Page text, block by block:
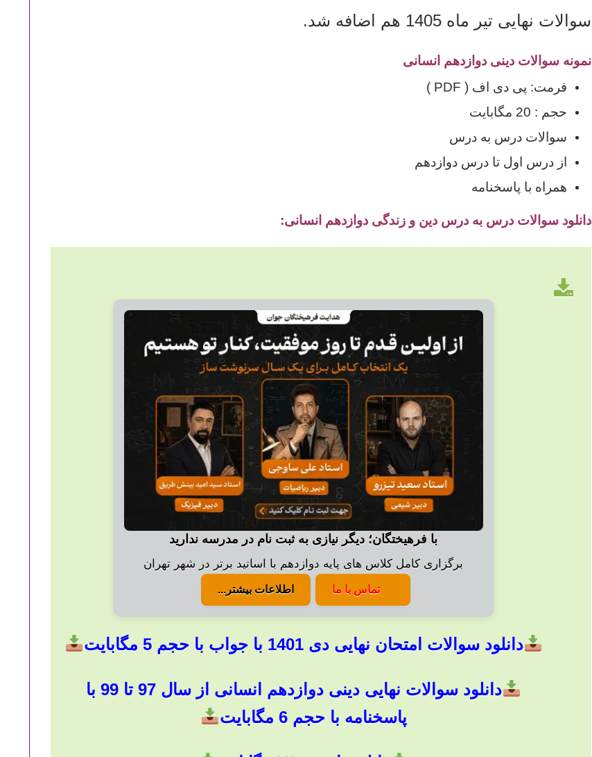
سوالات نهایی تیر ماه 1405 هم اضافه شد.
نمونه سوالات دینی دوازدهم انسانی
فرمت: پی دی اف ( PDF )
حجم : 20 مگابایت
سوالات درس به درس
از درس اول تا درس دوازدهم
همراه با پاسخنامه
دانلود سوالات درس به درس دین و زندگی دوازدهم انسانی:
با فرهیختگان؛ دیگر نیازی به ثبت نام در مدرسه ندارید
برگزاری کامل کلاس های پایه دوازدهم با اساتید برتر در شهر تهران
تماس با ما اطلاعات بیشتر...
دانلود سوالات امتحان نهایی دی 1401 با جواب با حجم 5 مگابایت
دانلود سوالات نهایی دینی دوازدهم انسانی از سال 97 تا 99 با
پاسخنامه با حجم 6 مگابایت